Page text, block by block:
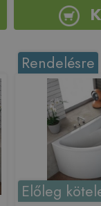
Rendelésre
Előleg